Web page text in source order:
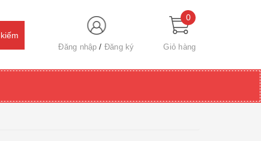
Đăng nhập Đăng ký
0
Giỏ hàng